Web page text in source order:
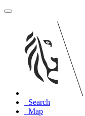
Search
Map